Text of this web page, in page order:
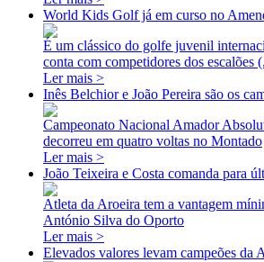
World Kids Golf já em curso no
É um clássico do golfe juvenil
conta com competidores dos escalões
Ler mais >
Inês Belchior e João Pereira são os
Campeonato Nacional Amador
decorreu em quatro voltas no Montado
Ler mais >
João Teixeira e Costa comanda para
Atleta da Aroeira tem a vantagem
António Silva do Oporto
Ler mais >
Elevados valores levam campeões da